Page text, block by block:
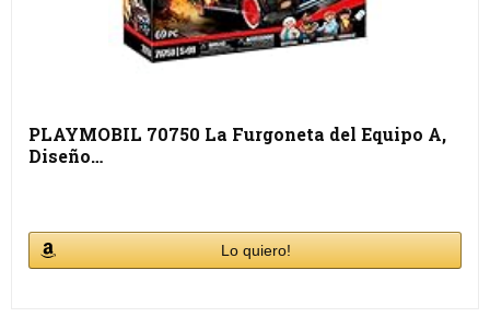
PLAYMOBIL 70750 La Furgoneta del Equipo A,
Diseño…
Lo quiero!